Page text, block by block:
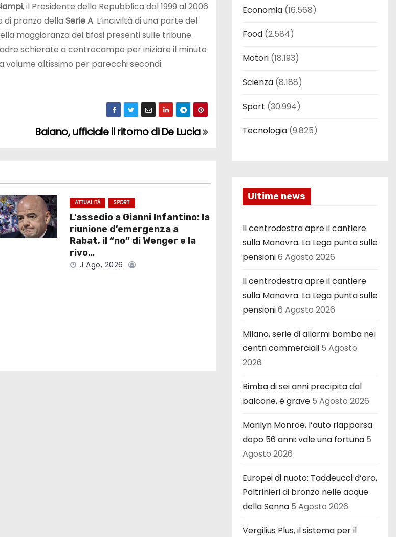
, il Presidente della Repubblica dal 1999 al 2006
di pranzo della Serie A. L’inciviltà di una parte del
maggioranza dei tifosi presenti sulle tribune.
schierate a centrocampo per iniziare il minuto
altissimo per parecchi secondi.
Baiano, ufficiale il ritorno di De Lucia
ATTUALITÀ SPORT
L’assedio a Gianni Infantino: la
riunione d’emergenza a
Rabat, il “no” di Wenger e la
rivo…
J Ago, 2026
Economia (16.568)
Food (2.584)
Motori (18.193)
Scienza (8.188)
Sport (30.994)
Tecnologia (9.825)
Ultime news
Il centrodestra apre il cantiere
sulla Manovra. La Lega punta sulle
pensioni6 Agosto 2026
Il centrodestra apre il cantiere
sulla Manovra. La Lega punta sulle
pensioni6 Agosto 2026
Milano, serie di allarmi bomba nei
centri commerciali 5 Agosto
2026
Bimba di sei anni precipita dal
balcone, è grave 5 Agosto 2026
Marilyn Monroe, l’auto riapparsa
dopo 56 anni: vale una fortuna 5
Agosto 2026
Europei di nuoto: Taddeucci d’oro,
Paltrinieri di bronzo nelle acque
della Senna 5 Agosto 2026
Vergilius Plus, il sistema per il